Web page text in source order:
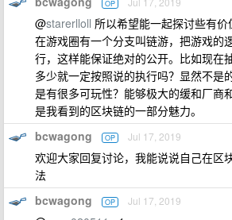
OP
@starerlloll 所以希望能一起探讨些有
在游戏圈有一个分支叫链游，把游戏的
行，这样能保证绝对的公开。比如现在
多少就一定按照说的执行吗？显然不是
是有很多可玩性？能够极大的缓和厂商
是我看到的区块链的一部分魅力。
bcwagong OP Jul 17, 2019
欢迎大家回复讨论，我能说说自己在区
法
bcwagong OP Jul 17, 2019